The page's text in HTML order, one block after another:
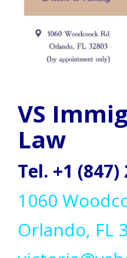
VS
Law
Tel. +1 (847)
1060
Orlando, FL